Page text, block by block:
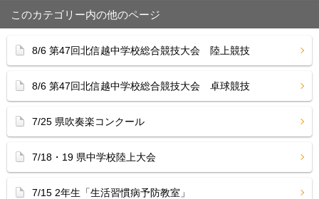
このカテゴリー内の他のページ
8/6 第47回北信越中学校総合競技大会 陸上競技
8/6 第47回北信越中学校総合競技大会 卓球競技
7/25 県吹奏楽コンクール
7/18・19 県中学校陸上大会
7/15 2年生「生活習慣病予防教室」